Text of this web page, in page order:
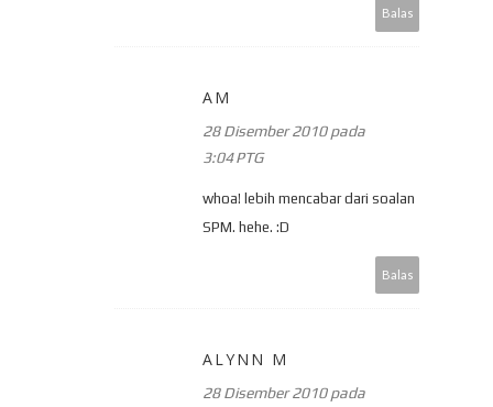
Balas
AM
28 Disember 2010 pada
3:04 PTG
whoa! lebih mencabar dari soalan
SPM. hehe. :D
Balas
ALYNN M
28 Disember 2010 pada